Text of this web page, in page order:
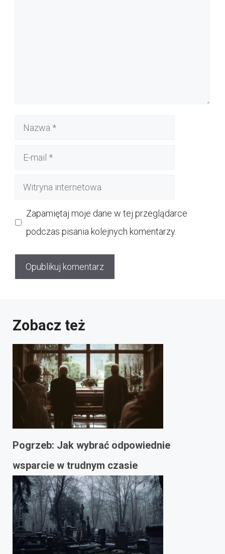
Nazwa
Witryna
Zapamiętaj moje dane w tej przeglądarce
podczas pisania kolejnych komentarzy.
Zobacz też
Pogrzeb: Jak wybrać odpowiednie
wsparcie w trudnym czasie